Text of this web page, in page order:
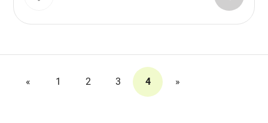
« 1 2 3 4 »